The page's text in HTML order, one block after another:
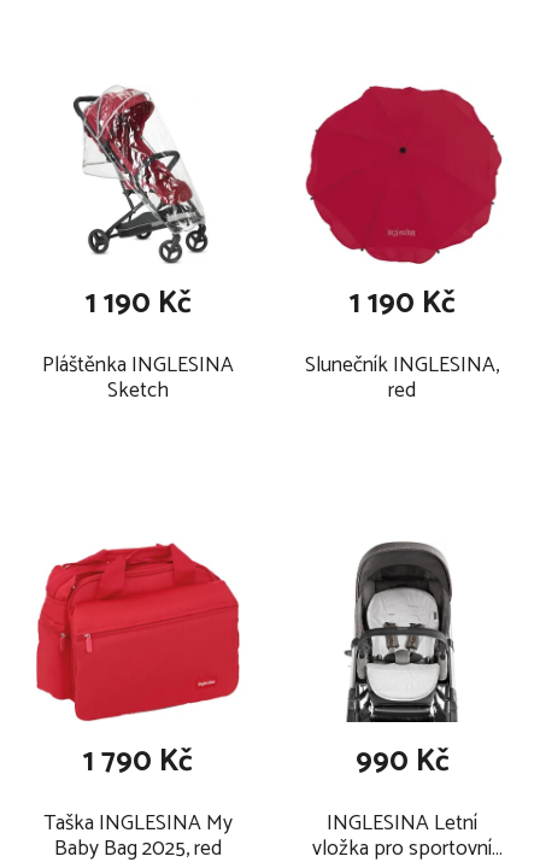
Pláštěnka INGLESINA
Sketch
1 190 Kč
Slunečník INGLESINA,
red
1 190 Kč
Taška INGLESINA My
Baby Bag 2025, red
1 790 Kč
INGLESINA Letní
vložka pro sportovní
990 Kč